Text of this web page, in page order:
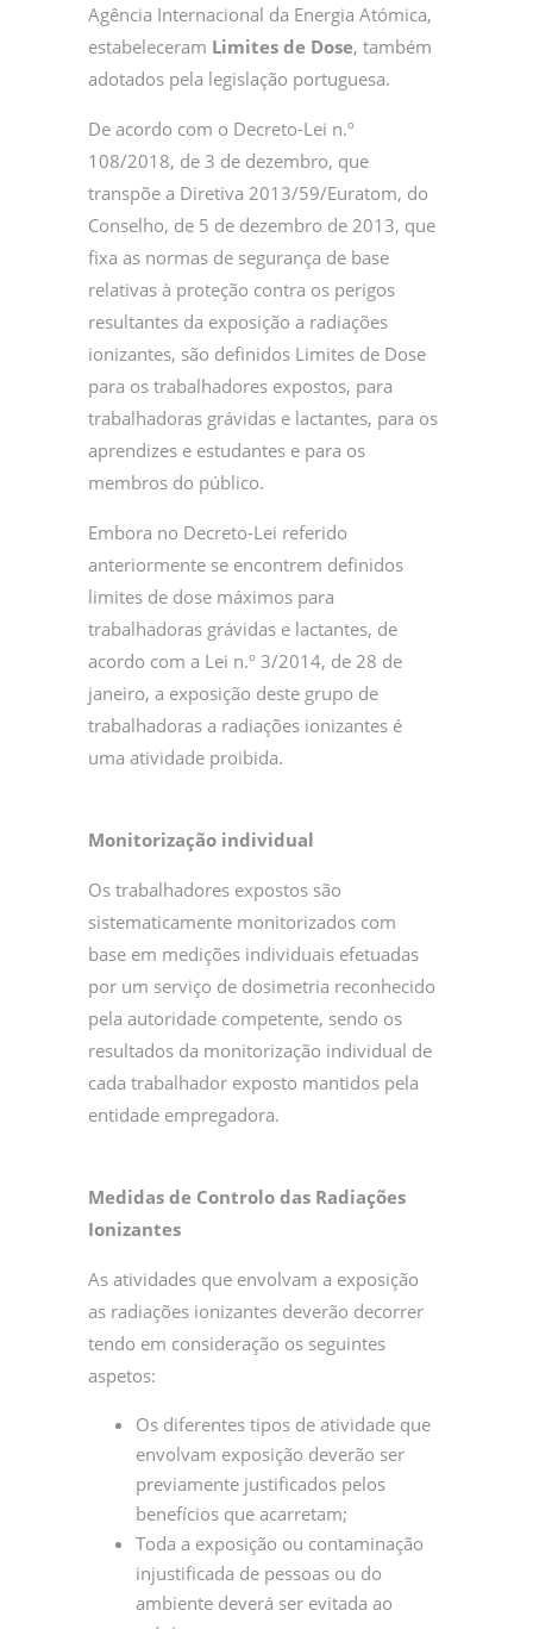
Agência Internacional da Energia Atómica,
estabeleceram Limites de Dose, também
adotados pela legislação portuguesa.
De acordo com o Decreto-Lei n.º
108/2018, de 3 de dezembro, que
transpõe a Diretiva 2013/59/Euratom, do
Conselho, de 5 de dezembro de 2013, que
fixa as normas de segurança de base
relativas à proteção contra os perigos
resultantes da exposição a radiações
ionizantes, são definidos Limites de Dose
para os trabalhadores expostos, para
trabalhadoras grávidas e lactantes, para os
aprendizes e estudantes e para os
membros do público.
Embora no Decreto-Lei referido
anteriormente se encontrem definidos
limites de dose máximos para
trabalhadoras grávidas e lactantes, de
acordo com a Lei n.º 3/2014, de 28 de
janeiro, a exposição deste grupo de
trabalhadoras a radiações ionizantes é
uma atividade proibida.
Monitorização individual
Os trabalhadores expostos são
sistematicamente monitorizados com
base em medições individuais efetuadas
por um serviço de dosimetria reconhecido
pela autoridade competente, sendo os
resultados da monitorização individual de
cada trabalhador exposto mantidos pela
entidade empregadora.
Medidas de Controlo das Radiações
Ionizantes
As atividades que envolvam a exposição
as radiações ionizantes deverão decorrer
tendo em consideração os seguintes
aspetos:
Os diferentes tipos de atividade que
envolvam exposição deverão ser
previamente justificados pelos
benefícios que acarretam;
Toda a exposição ou contaminação
injustificada de pessoas ou do
ambiente deverá ser evitada ao